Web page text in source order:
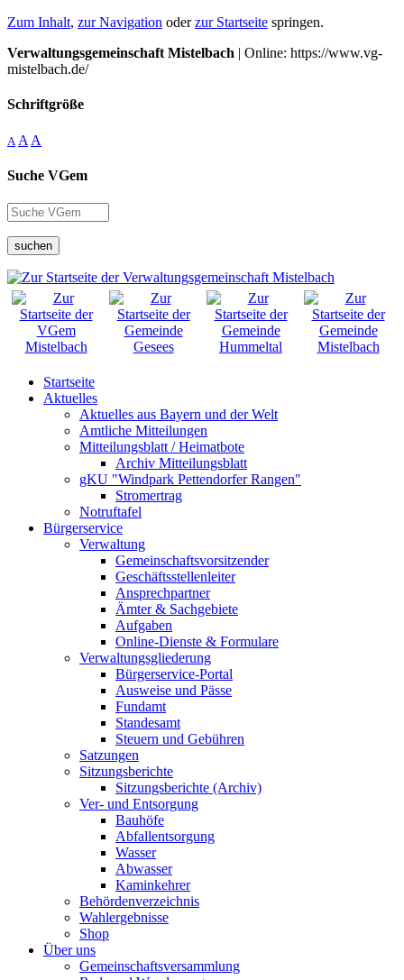
Zum Inhalt, zur Navigation oderzur Startseite springen.
Verwaltungsgemeinschaft Mistelbach | Online: https://www.vg-
mistelbach.de/
Schriftgröße
A A A
Suche VGem
suchen
Startseite
Aktuelles
Aktuelles aus Bayern und der Welt
Amtliche Mitteilungen
Mitteilungsblatt / Heimatbote
Archiv Mitteilungsblatt
gKU "Windpark Pettendorfer Rangen"
Stromertrag
Notruftafel
Bürgerservice
Verwaltung
Gemeinschaftsvorsitzender
Geschäftsstellenleiter
Ansprechpartner
Ämter & Sachgebiete
Aufgaben
Online-Dienste & Formulare
Verwaltungsgliederung
Bürgerservice-Portal
Ausweise und Pässe
Fundamt
Standesamt
Steuern und Gebühren
Satzungen
Sitzungsberichte
Sitzungsberichte (Archiv)
Ver- und Entsorgung
Bauhöfe
Abfallentsorgung
Wasser
Abwasser
Kaminkehrer
Behördenverzeichnis
Wahlergebnisse
Shop
Über uns
Gemeinschaftsversammlung